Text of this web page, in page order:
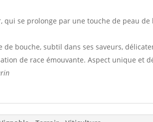
qui se prolonge par une touche de peau de
bouche, subtil dans ses saveurs,
de race émouvante. Aspect unique et